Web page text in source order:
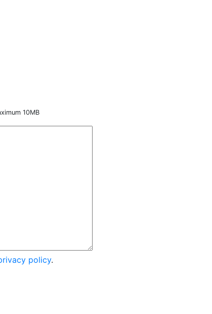
10MB
policy.